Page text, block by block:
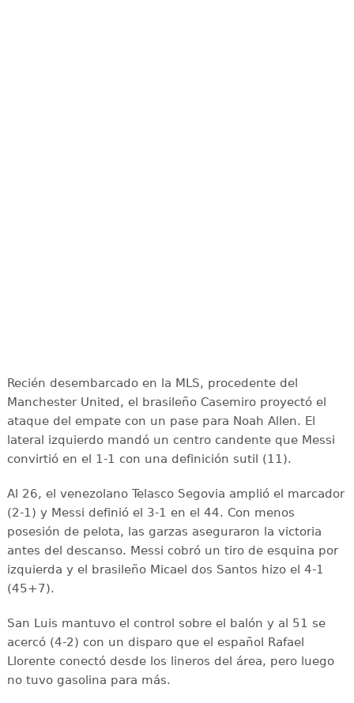
Recién desembarcado en la MLS, procedente del
Manchester United, el brasileño Casemiro proyectó el
ataque del empate con un pase para Noah Allen. El
lateral izquierdo mandó un centro candente que Messi
convirtió en el 1-1 con una definición sutil (11).
Al 26, el venezolano Telasco Segovia amplió el marcador
(2-1) y Messi definió el 3-1 en el 44. Con menos
posesión de pelota, las garzas aseguraron la victoria
antes del descanso. Messi cobró un tiro de esquina por
izquierda y el brasileño Micael dos Santos hizo el 4-1
(45+7).
San Luis mantuvo el control sobre el balón y al 51 se
acercó (4-2) con un disparo que el español Rafael
Llorente conectó desde los lineros del área, pero luego
no tuvo gasolina para más.